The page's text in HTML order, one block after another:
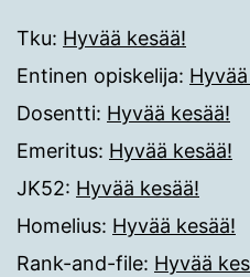
Tku: Hyvää kesää!
Entinen opiskelija:
Dosentti: Hyvää kesää!
Emeritus: Hyvää kesää!
JK52: Hyvää kesää!
Homelius: Hyvää kesää!
Rank-and-file: Hyvää